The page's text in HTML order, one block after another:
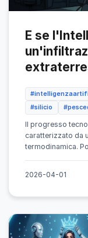
E se
#silicio
Il progresso
caratterizzato da
termodinamica.
2026-04-01